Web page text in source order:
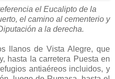
el Eucalipto de la
el camino al cementerio y
a la derecha.
llanos de Vista Alegre, que
hasta la carretera Puesta en
antiaéreos incluidos, y